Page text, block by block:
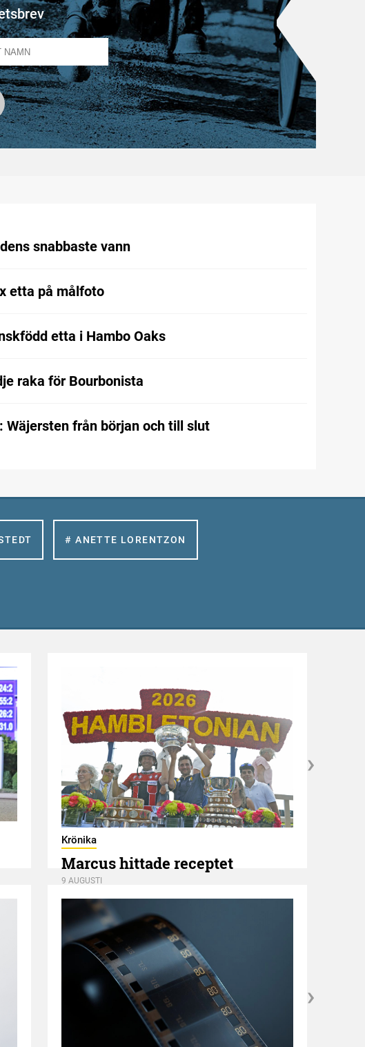
snabbaste vann
etta på målfoto
etta i Hambo Oaks
raka för Bourbonista
Wäjersten från början och till slut
# ANETTE LORENTZON
Krönika
Marcus hittade receptet
9 AUGUSTI